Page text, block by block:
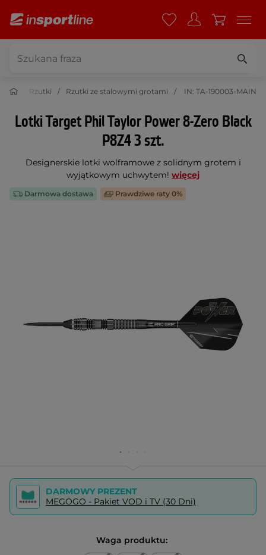
Rzutki Rzutki ze stalowymi grotami IN: TA-190003-MAIN
Lotki Target Phil Taylor Power 8-Zero Black
P8Z4 3 szt.
Designerskie lotki wolframowe z solidnym grotem i
wyjątkowym uchwytem! więcej
Darmowa dostawa Prawdziwe raty 0%
DARMOWY PREZENT
MEGOGO - Pakiet VOD i TV (30 Dni)
Waga produktu: